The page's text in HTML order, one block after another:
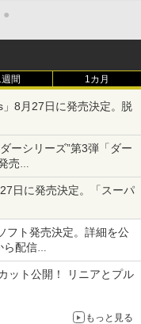
●
週間 1カ月
」8月27日に発売決定。脱
が実施
ーシリーズ”第3弾「ダー
売
た超大型チーズバーガー
日に発売決定。「スーパ
に
フト発売決定。詳細を公
ら配信
ット公開！ リニアとプル
もっと見る